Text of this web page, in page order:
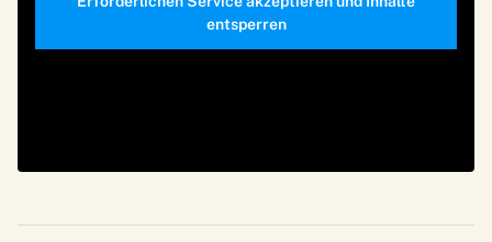
entsperren